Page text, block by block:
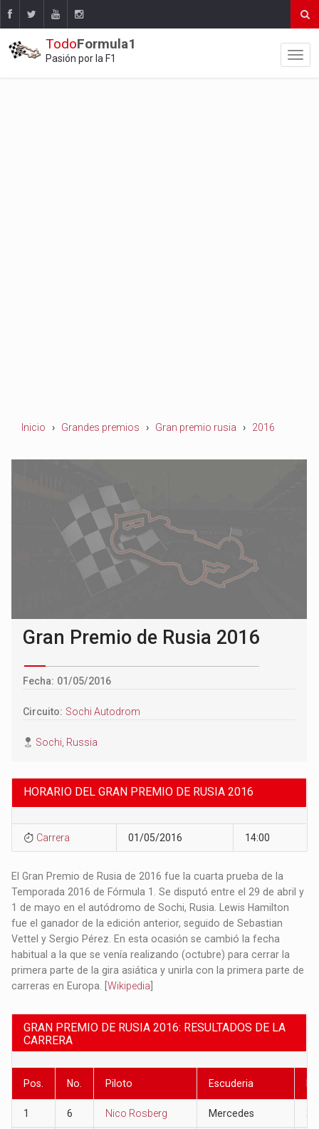
TodoFormula1
Pasión por la F1
Inicio Grandes premios Gran premio rusia 2016
Gran Premio de Rusia 2016
Fecha: 01/05/2016
Circuito: Sochi Autodrom
Sochi, Russia
HORARIO DEL GRAN PREMIO DE RUSIA 2016
Carrera 01/05/2016 14:00
El Gran Premio de Rusia de 2016 fue la cuarta prueba de la
Temporada 2016 de Fórmula 1. Se disputó entre el 29 de abril y
1 de mayo en el autódromo de Sochi, Rusia. Lewis Hamilton
fue el ganador de la edición anterior, seguido de Sebastian
Vettel y Sergio Pérez. En esta ocasión se cambió la fecha
habitual a la que se venía realizando (octubre) para cerrar la
primera parte de la gira asiática y unirla con la primera parte de
carreras en Europa.​ [Wikipedia
GRAN PREMIO DE RUSIA 2016: RESULTADOS DE LA
CARRERA
Pos. No. Piloto Escuderia
1 6 Nico Rosberg Mercedes 25